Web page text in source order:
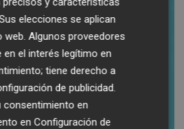
elecciones se aplican
Algunos proveedores
en el interés legítimo en
tiene derecho a
de publicidad.
consentimiento en
enConfiguración de